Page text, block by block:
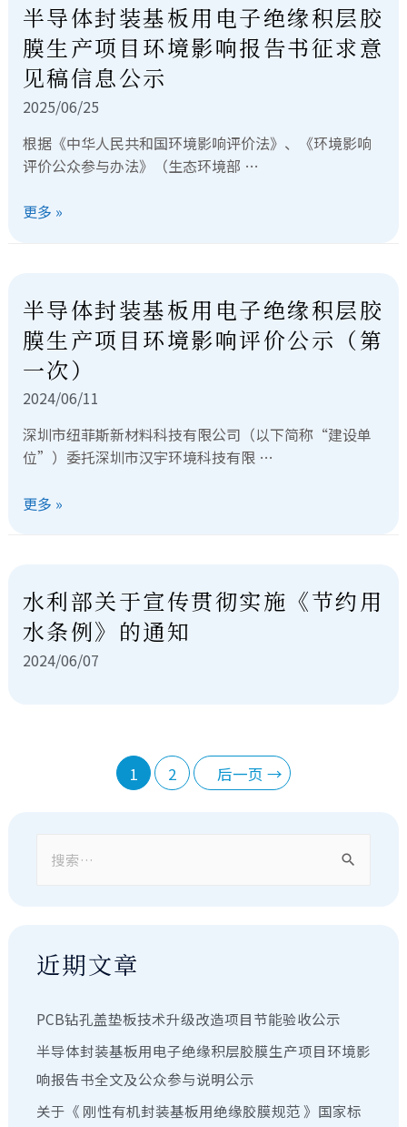
半导体封装基板用电子绝缘积层胶
膜生产项目环境影响报告书征求意
见稿信息公示
2025/06/25
根据《中华人民共和国环境影响评价法》、《环境影响
评价公众参与办法》（生态环境部 …
更多 »
半导体封装基板用电子绝缘积层胶
膜生产项目环境影响评价公示（第
一次）
2024/06/11
深圳市纽菲斯新材料科技有限公司（以下简称“建设单
位”）委托深圳市汉宇环境科技有限 …
更多 »
水利部关于宣传贯彻实施《节约用
水条例》的通知
2024/06/07
1 2 后一页 →
近期文章
PCB钻孔盖垫板技术升级改造项目节能验收公示
半导体封装基板用电子绝缘积层胶膜生产项目环境影
响报告书全文及公众参与说明公示
关于《 刚性有机封装基板⽤绝缘胶膜规范 》国家标